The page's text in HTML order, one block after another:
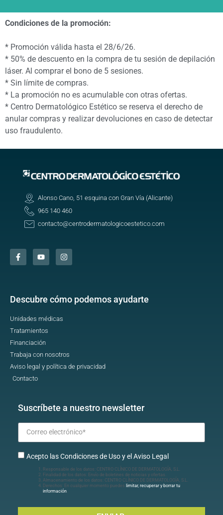
Condiciones de la promoción:
* Promoción válida hasta el 28/6/26.
* 50% de descuento en la compra de tu sesión de depilación
láser. Al comprar el bono de 5 sesiones.
* Sin límite de compras.
* La promoción no es acumulable con otras ofertas.
* Centro Dermatológico Estético se reserva el derecho de
anular compras y realizar devoluciones en caso de detectar
uso fraudulento.
Alonso Cano, 51 esquina con Gran Vía (Alicante)
965 140 460
contacto@centrodermatologicoestetico.com
Descubre cómo podemos ayudarte
Unidades médicas
Tratamientos
Financiación
Trabaja con nosotros
Aviso legal y política de privacidad
Contacto
Suscríbete a nuestro newsletter
Acepto las Condiciones de Uso y el Aviso Legal
Responsable de los datos: CENTRO CLÍNICO DE DERMATOLOGÍA, S.L.
Finalidad de los datos: Envío de boletines de noticias y ofertas.
Almacenamiento de los datos: CENTRO CLÍNICO DE DERMATOLOGÍA, S.L.
Derechos: En cualquier momento puedes limitar, recuperar y borrar tu
información